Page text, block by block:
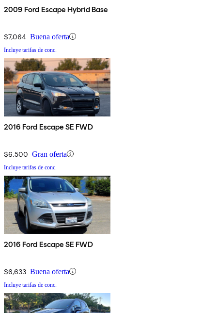
2009 Ford Escape Hybrid Base
$7,064 Buena oferta
Incluye tarifas de conc.
2016 Ford Escape SE FWD
$6,500 Gran oferta
Incluye tarifas de conc.
2016 Ford Escape SE FWD
$6,633 Buena oferta
Incluye tarifas de conc.